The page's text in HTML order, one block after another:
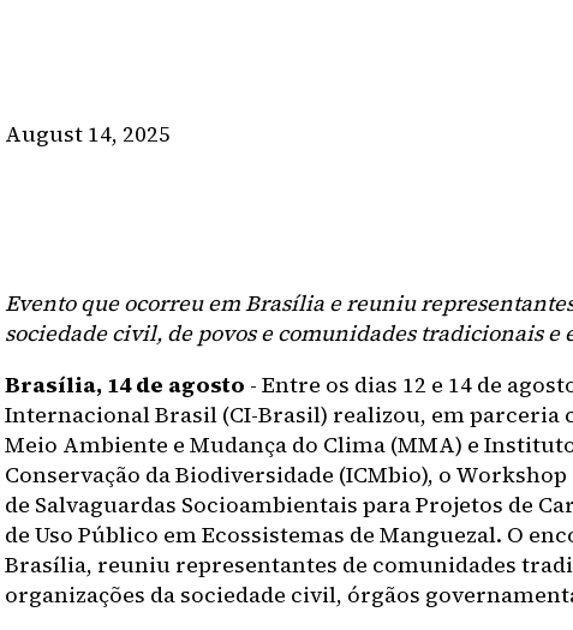
August 14, 2025
Evento que ocorreu em Brasília e reuniu
sociedade civil, de povos e comunidades tradicionais e
Brasília, 14 de agosto - Entre os dias 12 e 14 de
Internacional Brasil (CI-Brasil) realizou, em parceria
Meio Ambiente e Mudança do Clima (MMA) e
Conservação da Biodiversidade (ICMbio), o Workshop
de Salvaguardas Socioambientais para Projetos de
de Uso Público em Ecossistemas de Manguezal. O
Brasília, reuniu representantes de comunidades
organizações da sociedade civil, órgãos